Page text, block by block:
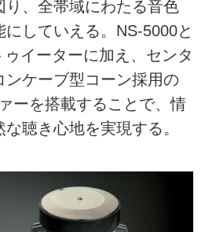
り、全帯域にわたる音色
していえる。NS-5000と
イーターに加え、センタ
ンケーブ型コーン採用の
ーを搭載することで、情
聴き心地を実現する。